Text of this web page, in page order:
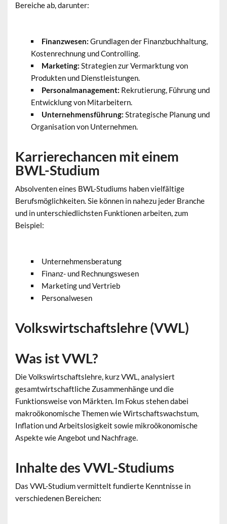
Bereiche ab, darunter:
Finanzwesen: Grundlagen der Finanzbuchhaltung,
Kostenrechnung und Controlling.
Marketing: Strategien zur Vermarktung von
Produkten und Dienstleistungen.
Personalmanagement: Rekrutierung, Führung und
Entwicklung von Mitarbeitern.
Unternehmensführung: Strategische Planung und
Organisation von Unternehmen.
Karrierechancen mit einem
BWL-Studium
Absolventen eines BWL-Studiums haben vielfältige
Berufsmöglichkeiten. Sie können in nahezu jeder Branche
und in unterschiedlichsten Funktionen arbeiten, zum
Beispiel:
Unternehmensberatung
Finanz- und Rechnungswesen
Marketing und Vertrieb
Personalwesen
Volkswirtschaftslehre (VWL)
Was ist VWL?
Die Volkswirtschaftslehre, kurz VWL, analysiert
gesamtwirtschaftliche Zusammenhänge und die
Funktionsweise von Märkten. Im Fokus stehen dabei
makroökonomische Themen wie Wirtschaftswachstum,
Inflation und Arbeitslosigkeit sowie mikroökonomische
Aspekte wie Angebot und Nachfrage.
Inhalte des VWL-Studiums
Das VWL-Studium vermittelt fundierte Kenntnisse in
verschiedenen Bereichen: